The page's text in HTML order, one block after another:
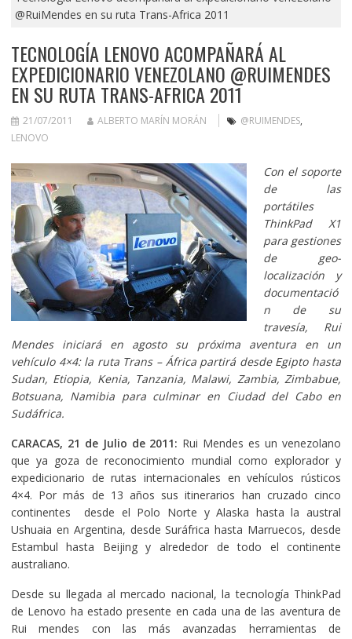
@RuiMendes en su ruta Trans-Africa 2011
TECNOLOGÍA LENOVO ACOMPAÑARÁ AL
EXPEDICIONARIO VENEZOLANO @RUIMENDES
EN SU RUTA TRANS-AFRICA 2011
21/07/2011 ALBERTO MARÍN MORÁN @RUIMENDES,
LENOVO
Con el soporte
de las
portátiles
ThinkPad X1
para gestiones
de geo-
localización y
documentació
n de su
travesía, Rui
Mendes iniciará en agosto su próxima aventura en un
vehículo 4×4: la ruta Trans – África partirá desde Egipto hasta
Sudan, Etiopia, Kenia, Tanzania, Malawi, Zambia, Zimbabue,
Botsuana, Namibia para culminar en Ciudad del Cabo en
Sudáfrica.
CARACAS, 21 de Julio de 2011: Rui Mendes es un venezolano
que ya goza de reconocimiento mundial como explorador y
expedicionario de rutas internacionales en vehículos rústicos
4×4. Por más de 13 años sus itinerarios han cruzado cinco
continentes desde el Polo Norte y Alaska hasta la austral
Ushuaia en Argentina, desde Suráfrica hasta Marruecos, desde
Estambul hasta Beijing y alrededor de todo el continente
australiano.
Desde su llegada al mercado nacional, la tecnología ThinkPad
de Lenovo ha estado presente en cada una de las aventura de
Rui mendes con las más avanzadas herramientas de